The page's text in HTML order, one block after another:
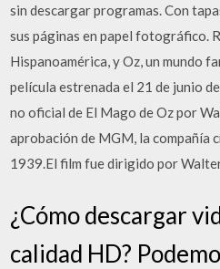
sin descargar programas. Con
sus páginas en papel fotográfico.
Hispanoamérica, y Oz, un mundo
película estrenada el 21 de junio
no oficial de El Mago de Oz por
aprobación de MGM, la compañía
1939.El film fue dirigido por
¿Cómo descargar
calidad HD?